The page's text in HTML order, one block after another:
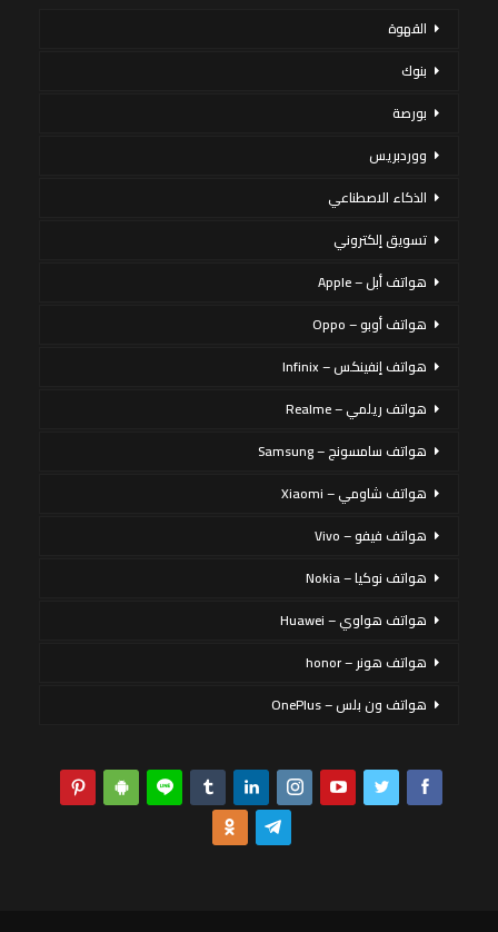
القهوة
بنوك
بورصة
ووردبريس
الذكاء الاصطناعي
تسويق إلكتروني
هواتف أبل – Apple
هواتف أوبو – Oppo
هواتف إنفينكس – Infinix
هواتف ريلمي – Realme
هواتف سامسونج – Samsung
هواتف شاومي – Xiaomi
هواتف فيفو – Vivo
هواتف نوكيا – Nokia
هواتف هواوي – Huawei
هواتف هونر – honor
هواتف ون بلس – OnePlus